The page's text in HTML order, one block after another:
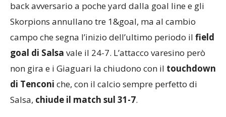
scentrale di Tenconi: Marcheselli ferma il running
back avversario a poche yard dalla goal line e gli
Skorpions annullano tre 1&goal, ma al cambio
campo che segna l’inizio dell’ultimo periodo ilfield
goal di Salsavale il 24-7. L’attacco varesino però
non gira e i Giaguari la chiudono con iltouchdown
di Tenconiche, con il calcio sempre perfetto di